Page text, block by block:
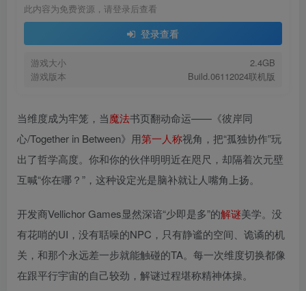
此内容为免费资源，请登录后查看
登录查看
游戏大小
2.4GB
游戏版本
Build.06112024联机版
当维度成为牢笼，当魔法书页翻动命运——《彼岸同
心/Together in Between》用第一人称视角，把“孤独协作”玩
出了哲学高度。你和你的伙伴明明近在咫尺，却隔着次元壁
互喊“你在哪？”，这种设定光是脑补就让人嘴角上扬。
开发商Vellichor Games显然深谙“少即是多”的解谜美学。没
有花哨的UI，没有聒噪的NPC，只有静谧的空间、诡谲的机
关，和那个永远差一步就能触碰的TA。每一次维度切换都像
在跟平行宇宙的自己较劲，解谜过程堪称精神体操。